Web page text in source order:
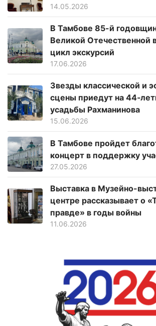
14.05.2026
В Тамбове 85-й
Великой Отечественной
цикл экскурсий
17.06.2026
Звезды классической и
сцены приедут на
усадьбы Рахманинова
15.06.2026
В Тамбове пройдет
концерт в поддержку
27.05.2026
Выставка в Музейно-
центре рассказывает о
правде» в годы войны
11.06.2026